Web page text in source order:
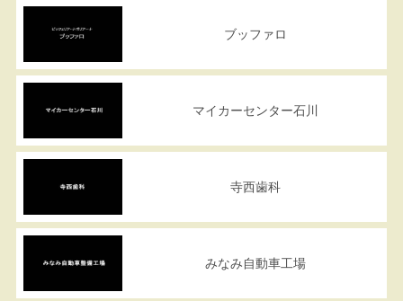
ブッファロ
マイカーセンター石川
寺西歯科
みなみ自動車工場